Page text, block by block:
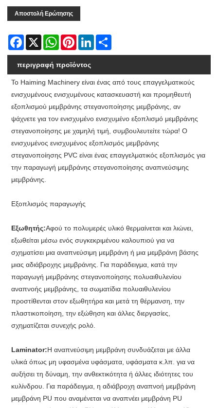
Αποστολή Ερώτησης
Facebook
X WhatsAppPinterestLinkedIn
περιγραφή προϊόντος
Το Haiming Machinery είναι ένας από τους επαγγελματικούς
ενισχυμένους ενισχυμένους κατασκευαστή και προμηθευτή
εξοπλισμού μεμβράνης στεγανοποίησης μεμβράνης, αν
ψάχνετε για τον ενισχυμένο ενισχυμένο εξοπλισμό μεμβράνης
στεγανοποίησης με χαμηλή τιμή, συμβουλευτείτε τώρα! Ο
ενισχυμένος ενισχυμένος εξοπλισμός μεμβράνης
στεγανοποίησης PVC είναι ένας επαγγελματικός εξοπλισμός για
την παραγωγή μεμβράνης στεγανοποίησης αναπνεύσιμης
μεμβράνης.
Εξοπλισμός παραγωγής
Εξωθητής:Αφού το πολυμερές υλικό θερμαίνεται και λιώνει,
εξωθείται μέσω ενός συγκεκριμένου καλουπιού για να
σχηματίσει μια αναπνεύσιμη μεμβράνη ή μια μεμβράνη βάσης
μιας αδιάβροχης μεμβράνης. Για παράδειγμα, κατά την
παραγωγή μεμβράνης στεγανοποίησης πολυαιθυλενίου
αναπνοής μεμβράνης, τα σωματίδια πολυαιθυλενίου
προστίθενται στον εξωθητήρα και μετά τη θέρμανση, την
πλαστικοποίηση, την εξώθηση και άλλες διεργασίες,
σχηματίζεται συνεχής ρολό.
Laminator:Η αναπνεύσιμη μεμβράνη συνδυάζεται με άλλα
υλικά όπως μη υφασμένα υφάσματα, υφάσματα κ.λπ. για να
αυξήσει τη δύναμη, την ανθεκτικότητα ή άλλες ιδιότητες του
κυλίνδρου. Για παράδειγμα, η αδιάβροχη αναπνοή μεμβράνη
μεμβράνη PU που αναμένεται να αναπνέει μεμβράνη PU